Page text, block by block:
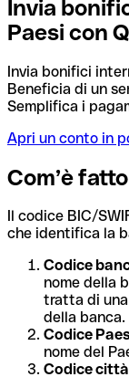
Invia
Paesi con
Invia bonifici
Beneficia di un
Semplifica i
Apri un conto in
Com’è
Il codice BIC/
che identifica la
Codice
nome della
tratta di
della banca.
Codice
nome del
Codice